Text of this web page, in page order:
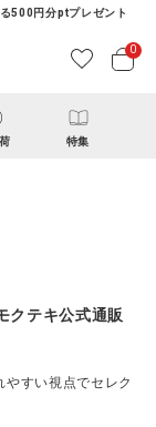
500円分ptプレゼント
0
特集
テキ公式通販
すい視点でセレク